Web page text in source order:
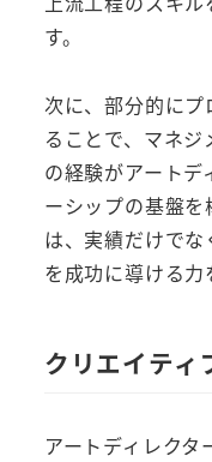
す。
次に、部分的に
ることで、マネ
の経験がアート
ーシップの基盤
は、実績だけで
を成功に導ける力
クリエイティ
アートディレク